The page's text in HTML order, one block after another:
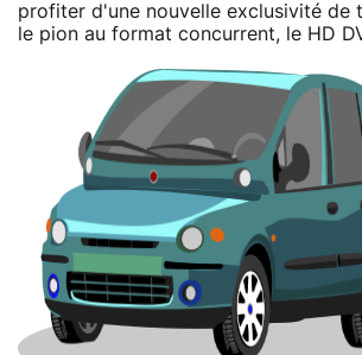
profiter d'une nouvelle exclusivité de
le pion au format concurrent, le HD